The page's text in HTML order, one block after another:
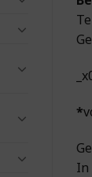
*
In